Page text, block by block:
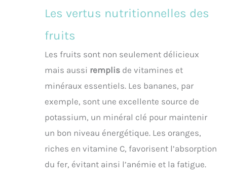
Les vertus nutritionnelles des
fruits
Les fruits sont non seulement délicieux
mais aussi remplis de vitamines et
minéraux essentiels. Les bananes, par
exemple, sont une excellente source de
potassium, un minéral clé pour maintenir
un bon niveau énergétique. Les oranges,
riches en vitamine C, favorisent l’absorption
du fer, évitant ainsi l’anémie et la fatigue.